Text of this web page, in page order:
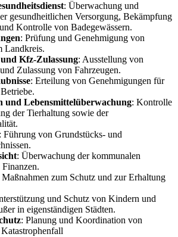
: Überwachung und
gesundheitlichen Versorgung, Bekämpfung
Kontrolle von Badegewässern.
: Prüfung und Genehmigung von
Landkreis.
Kfz-Zulassung: Ausstellung von
Zulassung von Fahrzeugen.
: Erteilung von Genehmigungen für
und Lebensmittelüberwachung: Kontrolle
der Tierhaltung sowie der
: Führung von Grundstücks- und
: Überwachung der kommunalen
Maßnahmen zum Schutz und zur Erhaltung
und Schutz von Kindern und
in eigenständigen Städten.
: Planung und Koordination von